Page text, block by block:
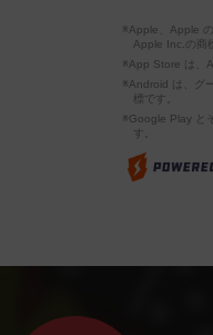
※Apple、Apple
Apple Inc.の商
※App Store は、
※Android は、グ
標です。
※Google Play と
す。